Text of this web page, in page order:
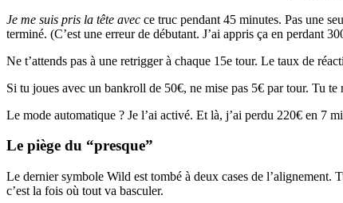
Je me suis pris la tête avec ce truc pendant 45 minutes. Pas une
terminé. (C’est une erreur de débutant. J’ai appris ça en perdant
Ne t’attends pas à une retrigger à chaque 15e tour. Le taux de
Si tu joues avec un bankroll de 50€, ne mise pas 5€ par tour. Tu te
Le mode automatique ? Je l’ai activé. Et là, j’ai perdu 220€ en 7
Le piège du “presque”
Le dernier symbole Wild est tombé à deux cases de l’alignement.
c’est la fois où tout va basculer.